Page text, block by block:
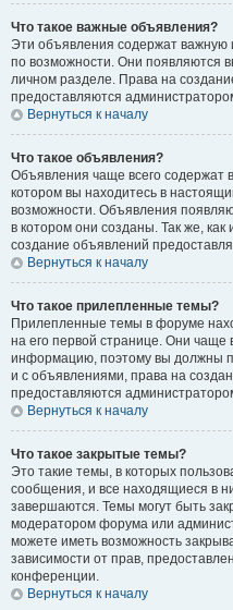
Что такое важные объявления?
Эти объявления содержат
по возможности. Они появляются
личном разделе. Права на
предоставляются
Вернуться к началу
Что такое объявления?
Объявления чаще всего
котором вы находитесь в
возможности. Объявления
в котором они созданы. Так же,
создание объявлений
Вернуться к началу
Что такое прилепленные темы?
Прилепленные темы в форуме
на его первой странице. Они чаще
информацию, поэтому вы должны
и с объявлениями, права на
предоставляются
Вернуться к началу
Что такое закрытые темы?
Это такие темы, в которых
сообщения, и все находящиеся в
завершаются. Темы могут быть
модератором форума или
можете иметь возможность
зависимости от прав,
конференции.
Вернуться к началу